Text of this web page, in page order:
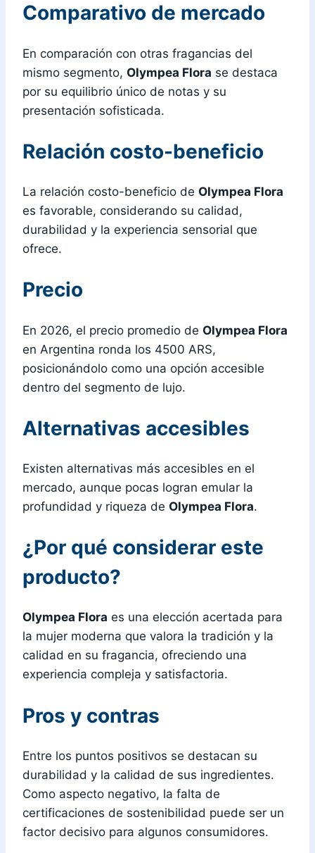
Comparativo de mercado
En comparación con otras fragancias del
mismo segmento, Olympea Flora se destaca
por su equilibrio único de notas y su
presentación sofisticada.
Relación costo-beneficio
La relación costo-beneficio de Olympea Flora
es favorable, considerando su calidad,
durabilidad y la experiencia sensorial que
ofrece.
Precio
En 2026, el precio promedio de Olympea Flora
en Argentina ronda los 4500 ARS,
posicionándolo como una opción accesible
dentro del segmento de lujo.
Alternativas accesibles
Existen alternativas más accesibles en el
mercado, aunque pocas logran emular la
profundidad y riqueza de Olympea Flora.
¿Por qué considerar este
producto?
Olympea Flora es una elección acertada para
la mujer moderna que valora la tradición y la
calidad en su fragancia, ofreciendo una
experiencia compleja y satisfactoria.
Pros y contras
Entre los puntos positivos se destacan su
durabilidad y la calidad de sus ingredientes.
Como aspecto negativo, la falta de
certificaciones de sostenibilidad puede ser un
factor decisivo para algunos consumidores.